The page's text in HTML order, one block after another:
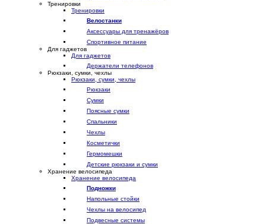
Тренировки
Тренировки
Велостанки
Аксессуары для тренажёров
Спортивное питание
Для гаджетов
Для гаджетов
Держатели телефонов
Рюкзаки, сумки, чехлы
Рюкзаки, сумки, чехлы
Рюкзаки
Сумки
Поясные сумки
Спальники
Чехлы
Косметички
Гермомешки
Детские рюкзаки и сумки
Хранение велосипеда
Хранение велосипеда
Подножки
Напольные стойки
Чехлы на велосипед
Подвесные системы